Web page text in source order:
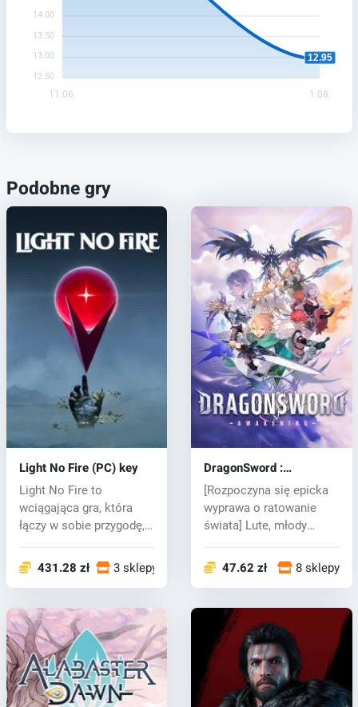
14.00
13.50
13.00
12.50
12.95
11.06. 1.08.
Podobne gry
Light No Fire (PC) key
Light No Fire to
wciągająca gra, która
łączy w sobie przygodę,
431.28 zł 3 sklepy
DragonSword :
Awakening (PC) key
[Rozpoczyna się epicka
wyprawa o ratowanie
świata] Lute, młody
47.62 zł 8 sklepy